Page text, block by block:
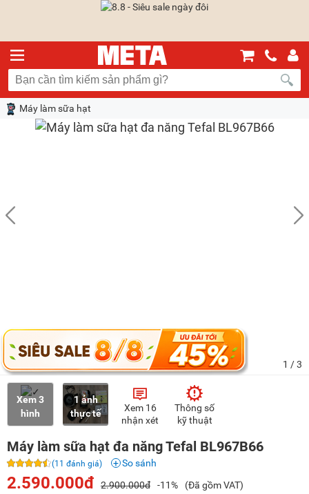
Máy làm sữa hạt
1 / 3
Xem 3
hình
1 ảnh
thực tế
Xem 16
nhận xét
Thông số
kỹ thuật
Máy làm sữa hạt đa năng Tefal BL967B66
(11 đánh giá) So sánh
2.590.000đ 2.900.000đ -11%
(Đã gồm VAT)